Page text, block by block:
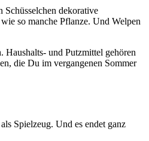
Schüsselchen dekorative
so manche Pflanze. Und Welpen
Haushalts- und Putzmittel gehören
die Du im vergangenen Sommer
Spielzeug. Und es endet ganz